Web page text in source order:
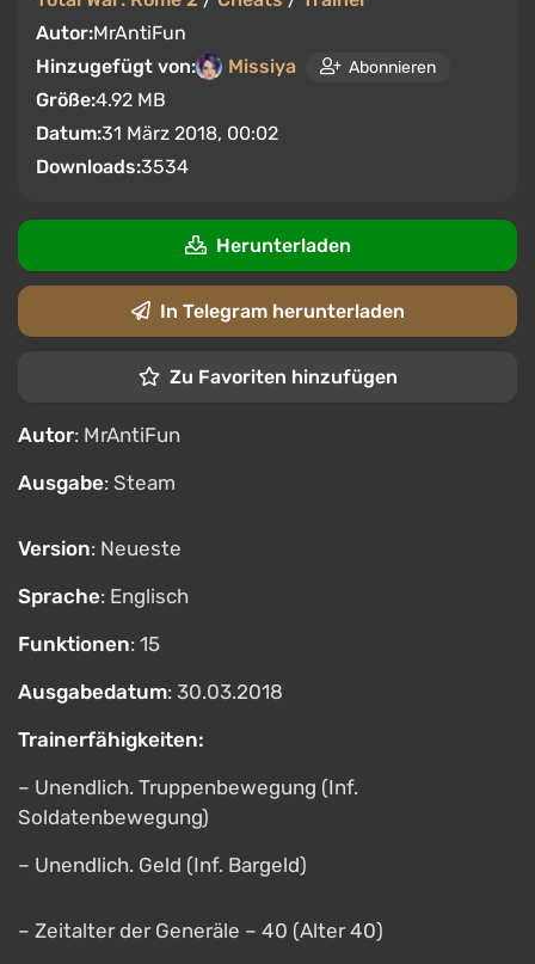
Autor:MrAntiFun
Hinzugefügt von:
Missiya Abonnieren
Größe:4.92 MB
Datum:31 März 2018, 00:02
Downloads:3534
Herunterladen
In Telegram herunterladen
Zu Favoriten hinzufügen
Autor: MrAntiFun
Ausgabe: Steam
Version: Neueste
Sprache: Englisch
Funktionen: 15
Ausgabedatum: 30.03.2018
Trainerfähigkeiten:
– Unendlich. Truppenbewegung (Inf.
Soldatenbewegung)
– Unendlich. Geld (Inf. Bargeld)
– Zeitalter der Generäle – 40 (Alter 40)